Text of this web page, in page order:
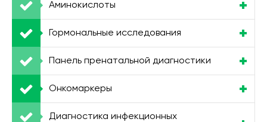
Аминокислоты
Гормональные исследования
Панель пренатальной диагностики
Онкомаркеры
Диагностика инфекционных